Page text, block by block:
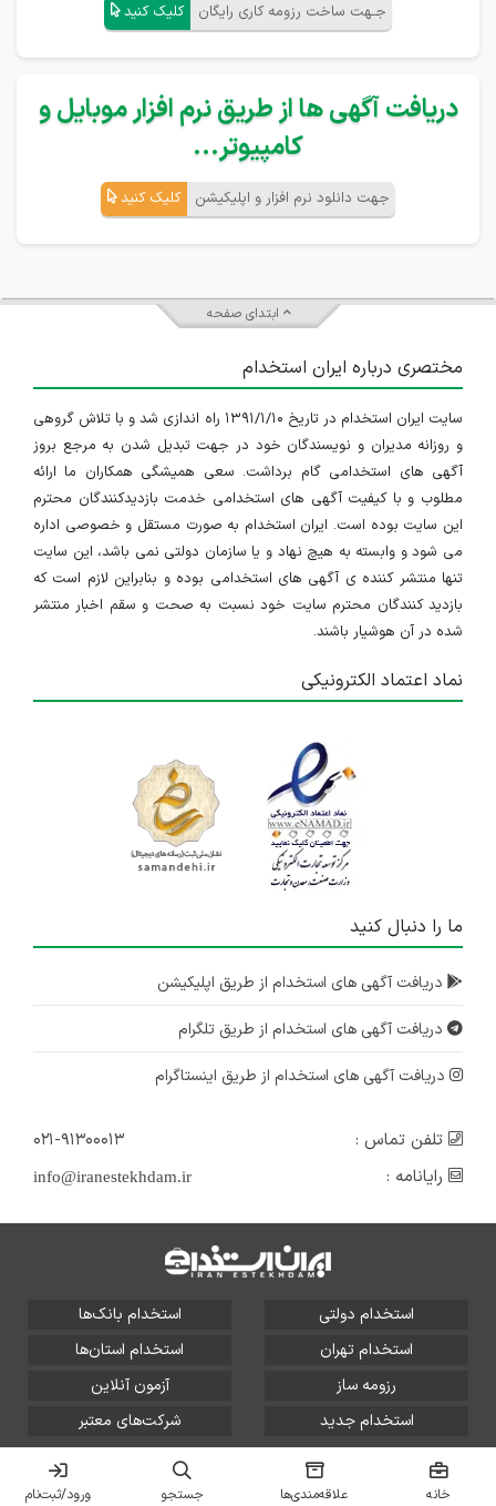
جـهت ساخت رزومه کاری رایگان کلیک کنید
دریافت آگهی ها از طریق نرم افزار موبایل و
کامپیوتر...
جهت دانلود نرم افزار و اپلیکیشن کلیک کنید
ابتدای صفحه
مختصری درباره ایران استخدام
سایت ایران استخدام در تاریخ ۱۳۹۱/۱/۱۰ راه اندازی شد و با تلاش گروهی
و روزانه مدیران و نویسندگان خود در جهت تبدیل شدن به مرجع بروز
آگهی های استخدامی گام برداشت. سعی همیشگی همکاران ما ارائه
مطلوب و با کیفیت آگهی های استخدامی خدمت بازدیدکنندگان محترم
این سایت بوده است. ایران استخدام به صورت مستقل و خصوصی اداره
می شود و وابسته به هیچ نهاد و یا سازمان دولتی نمی باشد، این سایت
تنها منتشر کننده ی آگهی های استخدامی بوده و بنابراین لازم است که
بازدید کنندگان محترم سایت خود نسبت به صحت و سقم اخبار منتشر
شده در آن هوشیار باشند.
نماد اعتماد الکترونیکی
ما را دنبال کنید
دریافت آگهی های استخدام از طریق اپلیکیشن
دریافت آگهی های استخدام از طریق تلگرام
دریافت آگهی های استخدام از طریق اینستاگرام
تلفن تماس :
۰۲۱-۹۱۳۰۰۰۱۳
رایانامه :
info@iranestekhdam.ir
استخدام دولتی
استخدام بانک‌ها
استخدام تهران
استخدام استان‌ها
رزومه ساز
آزمون آنلاین
استخدام جدید
شرکت‌های معتبر
تمامی حقوق این سایت برای آلتین سیستم محفوظ است و هر
گونه سوءاستفاده از آن پیگرد قانونی دارد.
خانه علاقه‌مندی‌ها جستجو ورود/ثبت‌نام